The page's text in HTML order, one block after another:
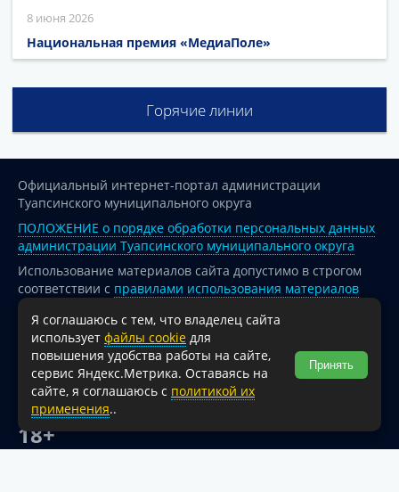
8 июня 2026
Национальная премия «МедиаПоле»
Горячие линии
Официальный интернет-портал администрации
Туапсинского муниципального округа
ПОЛОЖЕНИЕ о порядке обработки персональных данных
администрации Туапсинского муниципального округа
Использование материалов сайта допустимо в строгом
соответствии с правилами использования материалов
опубликованных на сайте
При перепечатке и использовании информации ссылка
на источник обязательна.
Для сайтов и страниц сети Интернет обязательна
активная гиперссылка на официальный интернет-портал
администрации Туапсинского муниципального округа.
18+
Я соглашаюсь с тем, что владелец сайта
использует файлы cookie для
повышения удобства работы на сайте,
сервис Яндекс.Метрика. Оставаясь на
сайте, я соглашаюсь с политикой их
применения..
Принять